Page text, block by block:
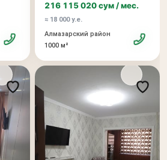
216 115 020 сум / мес.
≈ 18 000 у.е.
Алмазарский район
1000 м²